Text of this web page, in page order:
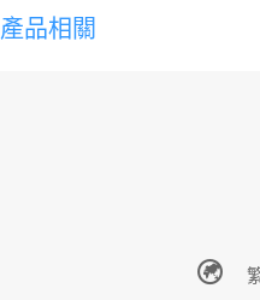
產品相關